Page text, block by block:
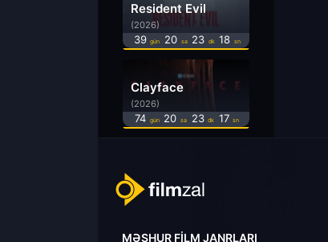
Resident Evil
(2026)
39 gün 20 sa 23 dk 18 sn
Clayface
(2026)
74 gün 20 sa 23 dk 17 sn
MƏŞHUR FILM JANRLARI